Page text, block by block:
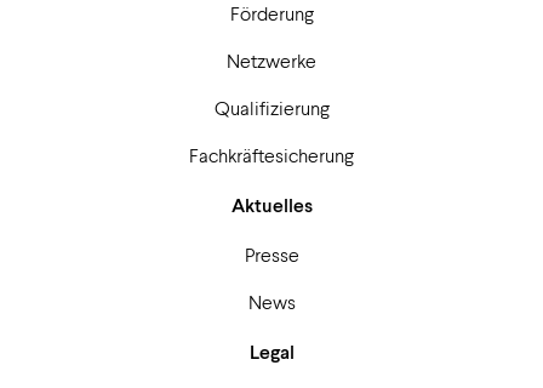
Förderung
Netzwerke
Qualifizierung
Fachkräftesicherung
Aktuelles
Presse
News
Legal